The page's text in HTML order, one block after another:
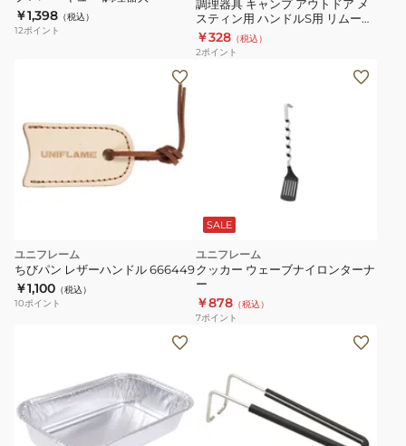
プ
ュ
ド
￥1,398 （税込）
12ポイント
ド
ア
ン
ル
S
用
リ
ブ
調理器具 キャンプ アウトドア メ
スティン用 ハンドルS用 リムーバ
ブル レッド TR-610310
￥328 （税込）
2ポイント
ユニフレーム
ちびパン レザーハンドル 666449
￥1,100 （税込）
10ポイント
SALE
ユニフレーム
クッカー ウェーブナイロンターナ
ー
￥878 （税込）
7ポイント
具
キ